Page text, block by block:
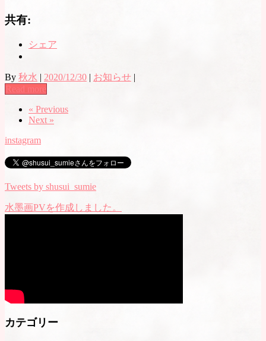
共有:
シェア
By 秋水 | 2020/12/30 | お知らせ |
Read more
« Previous
Next »
instagram
Tweets by shusui_sumie
水墨画PVを作成しました。
カテゴリー